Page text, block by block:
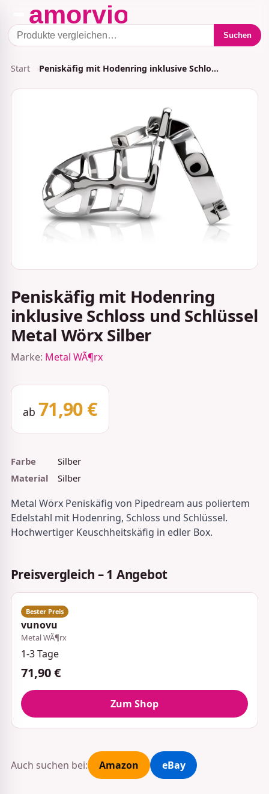
Suchen
Start Peniskäfig mit Hodenring inklusive Schlo…
Peniskäfig mit Hodenring
inklusive Schloss und Schlüssel
Metal Wörx Silber
Marke: Metal WÃ¶rx
ab 71,90 €
Farbe
Silber
Material
Silber
Metal Wörx Peniskäfig von Pipedream aus poliertem
Edelstahl mit Hodenring, Schloss und Schlüssel.
Hochwertiger Keuschheitskäfig in edler Box.
Preisvergleich – 1 Angebot
vunovu
Metal WÃ¶rx
1-3 Tage
71,90 €
Zum Shop
Auch suchen bei: Amazon eBay